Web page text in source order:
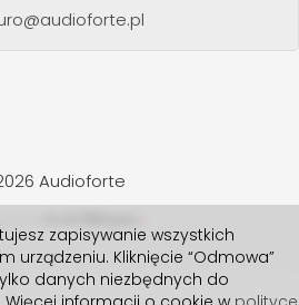
Audioforte
zapisywanie wszystkich
urządzeniu. Kliknięcie “Odmowa”
danych niezbędnych do